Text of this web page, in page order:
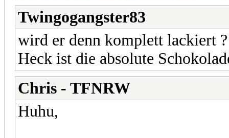
Twingogangster83
wird er denn komplett lackiert
Heck ist die absolute
Chris - TFNRW
Huhu,